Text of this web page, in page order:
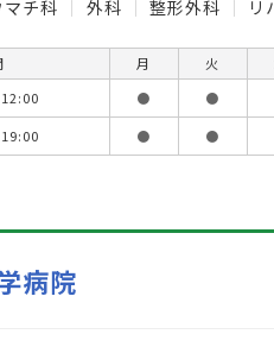
マチ科 外科 整形外科 リ
月 火
● ●
● ●
病院